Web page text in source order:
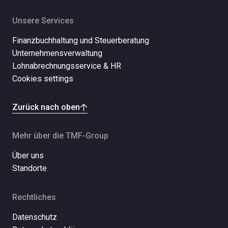
Unsere Services
Finanzbuchhaltung und Steuerberatung
Unternehmensverwaltung
Lohnabrechnungsservice & HR
Cookies settings
Zurück nach oben
Mehr über die TMF-Group
Über uns
Standorte
Rechtliches
Datenschutz